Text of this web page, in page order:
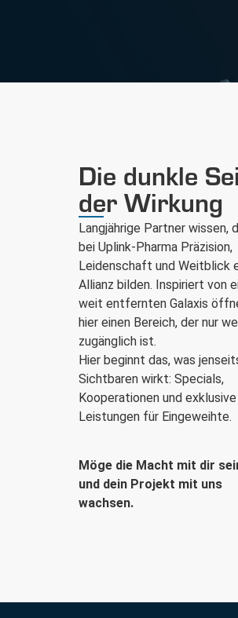
Die dunkle
der Wirkung
Langjährige Partner wissen,
bei Uplink-Pharma Präzision,
Leidenschaft und Weitblick
Allianz bilden. Inspiriert von
weit entfernten Galaxis
hier einen Bereich, der nur
zugänglich ist.
Hier beginnt das, was
Sichtbaren wirkt: Specials,
Kooperationen und exklusive
Leistungen für Eingeweihte.
Möge die Macht mit dir
und dein Projekt mit uns
wachsen.